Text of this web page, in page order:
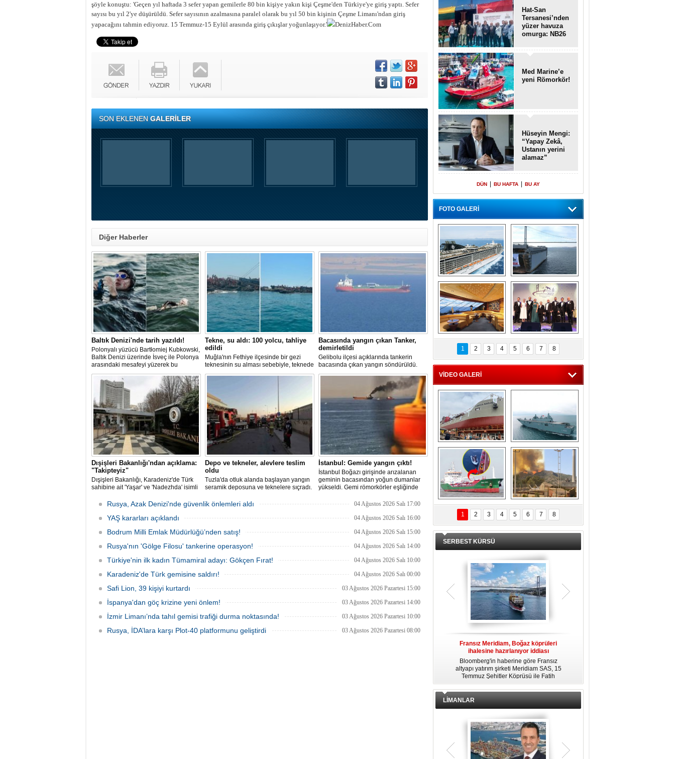
şöyle konuştu: 'Geçen yıl haftada 3 sefer yapan gemilerle 80 bin kişiye yakın kişi Çeşme'den Türkiye'ye giriş yaptı. Sefer
sayısı bu yıl 2'ye düşürüldü. Sefer sayısının azalmasına paralel olarak bu yıl 50 bin kişinin Çeşme Limanı'ndan giriş
yapacağını tahmin ediyoruz. 15 Temmuz-15 Eylül arasında giriş çıkışlar yoğunlaşıyor.'
DenizHaber.Com
SON EKLENENGALERİLER
Diğer Haberler
Baltık Denizi'nde tarih yazıldı!
Polonyalı yüzücü Bartłomiej Kubkowski,
Baltık Denizi üzerinde İsveç ile Polonya
arasındaki mesafeyi yüzerek bu
başarının ilk örneği olarak tarihe geçti.
Tekne, su aldı: 100 yolcu, tahliye
edildi
Muğla'nın Fethiye ilçesinde bir gezi
teknesinin su alması sebebiyle, teknede
bulunan 100 yolcu tahliye edildi,
Bacasında yangın çıkan Tanker,
demirletildi
Gelibolu ilçesi açıklarında tankerin
bacasında çıkan yangın söndürüldü.
Tanker, ardından Şevketiye Demir
Dışişleri Bakanlığı'ndan açıklama:
"Takipteyiz"
Dışişleri Bakanlığı, Karadeniz'de Türk
sahibine ait 'Yaşar' ve 'Nadezhda' isimli
araçlarıyla gerçekleştirilen saldırıda
yaralanan personelin sağlık durumu ve
güvenliğinin yakından takip edildiğini
Depo ve tekneler, alevlere teslim
oldu
Tuzla'da otluk alanda başlayan yangın
seramik deposuna ve teknelere sıçradı.
alevleri kontrol altına aldı.
İstanbul: Gemide yangın çıktı!
İstanbul Boğazı girişinde arızalanan
geminin bacasından yoğun dumanlar
yükseldi. Gemi römorkörler eşliğinde
Rusya, Azak Denizi'nde güvenlik önlemleri aldı 04 Ağustos 2026 Salı 17:00
YAŞ kararları açıklandı 04 Ağustos 2026 Salı 16:00
Bodrum Milli Emlak Müdürlüğü’nden satış! 04 Ağustos 2026 Salı 15:00
Rusya'nın 'Gölge Filosu' tankerine operasyon! 04 Ağustos 2026 Salı 14:00
Türkiye'nin ilk kadın Tümamiral adayı: Gökçen Fırat! 04 Ağustos 2026 Salı 10:00
Karadeniz'de Türk gemisine saldırı! 04 Ağustos 2026 Salı 00:00
Safi Lion, 39 kişiyi kurtardı 03 Ağustos 2026 Pazartesi 15:00
İspanya'dan göç krizine yeni önlem! 03 Ağustos 2026 Pazartesi 14:00
İzmir Limanı’nda tahıl gemisi trafiği durma noktasında! 03 Ağustos 2026 Pazartesi 10:00
Rusya, İDA’lara karşı Plot-40 platformunu geliştirdi 03 Ağustos 2026 Pazartesi 08:00
Hat-San
Tersanesi’nden
yüzer havuza
omurga: NB26
Med Marine’e
yeni Römorkör!
Hüseyin Mengi:
“Yapay Zekâ,
Ustanın yerini
alamaz”
DÜN BU HAFTA BU AY
FOTO GALERİ
“Gemi içinde gemi”
konsepti ile MSC
Splendida
Dünyada tek!
Denizaltı yüzer
havuzu intikal
seyrine başladı
MSC'den 55 milyon
euroluk turizm geliri
müjdesi
5. Bosphorus Ship
Brokers Dinner,
İstanbul’da yapıldı
1 2 3 4 5 6 7 8
VİDEO GALERİ
Çeksan Tersanesi,
Başaran Bayrak
tankerini suya
indirdi
TCG Anadolu,
tersane teknik
seyrini tamamladı
Göçmenlerin
imdadına Türk
sahipli MINA DENIZ
yetişti
Milas’taki yangın
yeniden termik
santrallere doğru
ilerliyor
1 2 3 4 5 6 7 8
SERBEST KÜRSÜ
Fransız Meridiam, Boğaz köprüleri
ihalesine hazırlanıyor iddiası
Bloomberg'in haberine göre Fransız
altyapı yatırım şirketi Meridiam SAS, 15
Temmuz Şehitler Köprüsü ile Fatih
Sultan Mehmet Köprüsü'nün
özelleştirilmesine yönelik ihaleyle
zamanda kendi yat limanı, helikopter
pisti ve seçkin villaları da içeren koca
LİMANLAR